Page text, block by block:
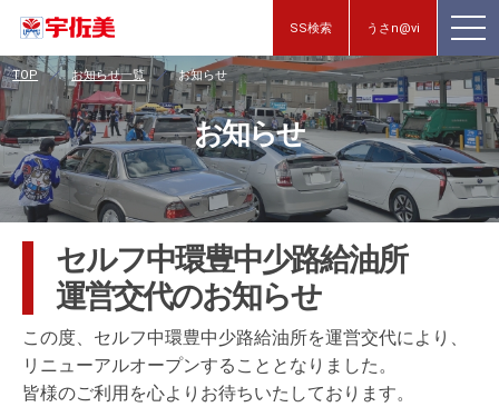
SS検索 うさn@vi
TOP お知らせ一覧 お知らせ
お知らせ
セルフ中環豊中少路給油所
運営交代のお知らせ
この度、セルフ中環豊中少路給油所を運営交代により、
リニューアルオープンすることとなりました。
皆様のご利用を心よりお待ちいたしております。